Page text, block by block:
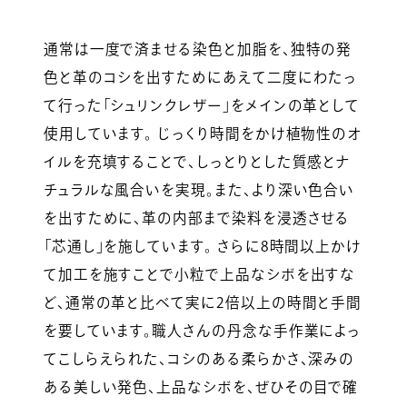
通常は一度で済ませる染色と加脂を、独特の発
色と革のコシを出すためにあえて二度にわたっ
て行った「シュリンクレザー」をメインの革として
使用しています。 じっくり時間をかけ植物性のオ
イルを充填することで、しっとりとした質感とナ
チュラルな風合いを実現。また、より深い色合い
を出すために、革の内部まで染料を浸透させる
「芯通し」を施しています。 さらに8時間以上かけ
て加工を施すことで小粒で上品なシボを出すな
ど、通常の革と比べて実に2倍以上の時間と手間
を要しています。職人さんの丹念な手作業によっ
てこしらえられた、コシのある柔らかさ、深みの
ある美しい発色、上品なシボを、ぜひその目で確